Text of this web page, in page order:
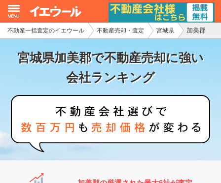
不動産一括査定のイエウール 不動産売却・査定 宮城県 加美郡
宮城県加美郡で不動産売却に強い
会社ランキング
イエウール加盟希望の不動産会社様
初めての方へ
不動産の売却・一括査定
家査定シミュレーター
お問い合わせ